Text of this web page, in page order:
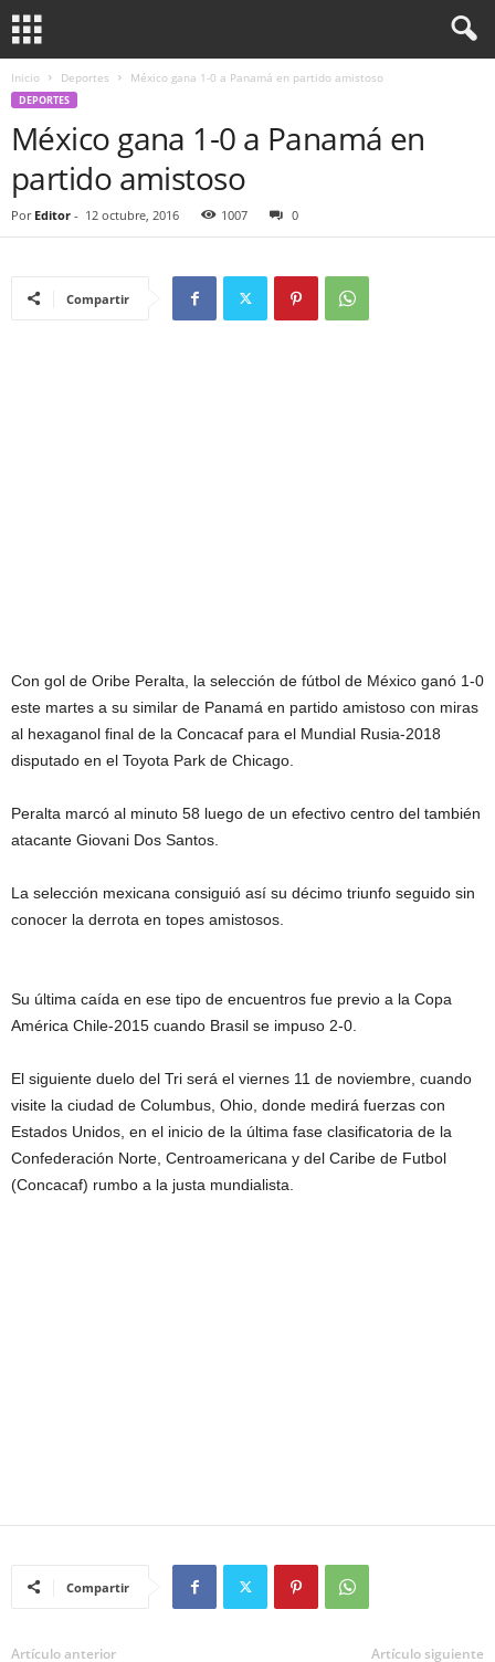
Inicio Deportes México gana 1-0 a Panamá en partido amistoso
DEPORTES
México gana 1-0 a Panamá en
partido amistoso
Por Editor - 12 octubre, 2016 1007 0
Compartir
Con gol de Oribe Peralta, la selección de fútbol de México ganó 1-0
este martes a su similar de Panamá en partido amistoso con miras
al hexaganol final de la Concacaf para el Mundial Rusia-2018
disputado en el Toyota Park de Chicago.
Peralta marcó al minuto 58 luego de un efectivo centro del también
atacante Giovani Dos Santos.
La selección mexicana consiguió así su décimo triunfo seguido sin
conocer la derrota en topes amistosos.
Su última caída en ese tipo de encuentros fue previo a la Copa
América Chile-2015 cuando Brasil se impuso 2-0.
El siguiente duelo del Tri será el viernes 11 de noviembre, cuando
visite la ciudad de Columbus, Ohio, donde medirá fuerzas con
Estados Unidos, en el inicio de la última fase clasificatoria de la
Confederación Norte, Centroamericana y del Caribe de Futbol
(Concacaf) rumbo a la justa mundialista.
Compartir
Artículo anterior Artículo siguiente